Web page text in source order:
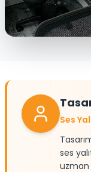
Ses
ses
uzman